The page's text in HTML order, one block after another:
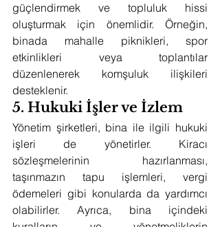
güçlendirmek ve topluluk hissi
oluşturmak için önemlidir. Örneğin,
binada mahalle piknikleri, spor
etkinlikleri veya toplantılar
düzenlenerek komşuluk ilişkileri
desteklenir.
5. Hukuki İşler ve İzlem
Yönetim şirketleri, bina ile ilgili hukuki
işleri de yönetirler. Kiracı
sözleşmelerinin hazırlanması,
taşınmazın tapu işlemleri, vergi
ödemeleri gibi konularda da yardımcı
olabilirler. Ayrıca, bina içindeki